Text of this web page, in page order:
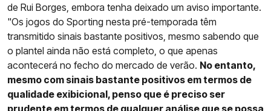
de Rui Borges, embora tenha deixado um aviso importante.
"Os jogos do Sporting nesta pré-temporada têm
transmitido sinais bastante positivos, mesmo sabendo que
o plantel ainda não está completo, o que apenas
acontecerá no fecho do mercado de verão. No entanto,
mesmo com sinais bastante positivos em termos de
qualidade exibicional, penso que é preciso ser
prudente em termos de qualquer análise que se possa